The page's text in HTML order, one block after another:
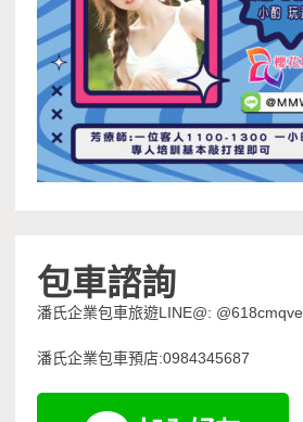
包車諮詢
潘氏企業包車旅遊LINE@: @618cmqve
潘氏企業包車預店:0984345687